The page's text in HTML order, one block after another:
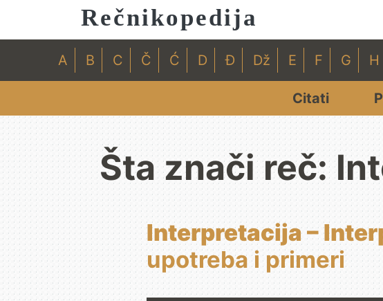
Rečnikopedija
A B C Č Ć D Đ Dž E F G H
Citati
Šta znači reč:
Interpretacija –
upotreba i primeri